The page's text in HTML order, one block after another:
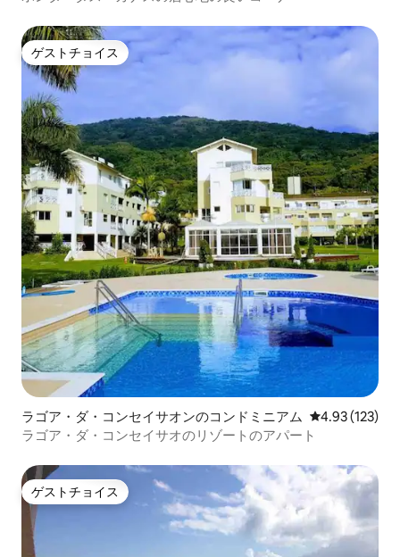
ゲストチョイス
ゲストチョイス
ラゴア・ダ・コンセイサオンのコンドミニアム レビュー123
4.93 (123)
ラゴア・ダ・コンセイサオのリゾートのアパート
ゲストチョイス
ゲストチョイス